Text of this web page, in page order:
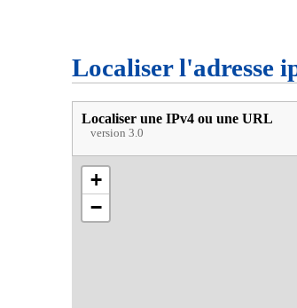
Localiser l'adresse
Localiser une IPv4 ou une URL
version 3.0
+
−